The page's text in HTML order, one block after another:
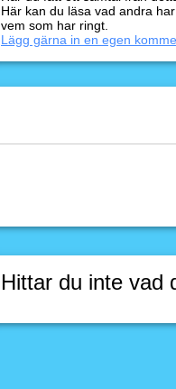
Här kan du läsa vad andra
vem som har ringt.
Lägg gärna in en egen
Hittar du inte vad